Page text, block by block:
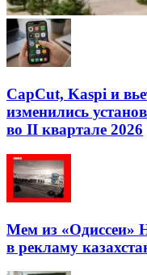
CapCut, Kaspi и
изменились
во II квартале 2026
Мем из «Одиссеи»
в рекламу